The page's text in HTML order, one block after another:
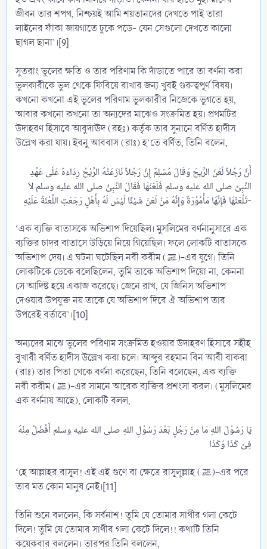
জীবন তার শপথ, নিশ্চয়ই আমি শয়তানদের দেখতে পাই তারা
লাইনের ফাঁকা জায়গাতে ঢুকে পড়ে- যেন সেগুলো দেখতে কালো
ছাগল ছানা’।[9]
সুতরাং ভুলের ক্ষতি ও তার পরিণাম কি দাঁড়াতে পারে তা বর্ণনা করা
ভুলকারীকে ভুল থেকে ফিরিয়ে রাখার জন্য খুবই গুরুত্বপূর্ণ বিষয়।
কখনো কখনো এই ভুলের পরিণাম ভুলকারীর নিজেকে ভুগতে হয়,
আবার কখনো কখনো তা অন্যদের মাঝেও সংক্রমিত হয়। প্রথমটির
উদাহরণ হিসাবে আবুদাঊদ (রহঃ) কর্তৃক তার সুনানে বর্ণিত হাদীস
উল্লেখ করা যায়। ইবনু আববাস (রাঃ) হ’তে বর্ণিত, তিনি বলেন,
أَنَّ رَجُلاً لَعَنَ الرِّيحَ وَقَالَ مُسْلِمٌ إِنَّ رَجُلاً نَازَعَتْهُ الرِّيْحُ رِدَاءَهُ عَلَى عَهْدِ
النَّبِىِّ صلى الله عليه وسلم فَلَعَنَهَا فَقَالَ النَّبِىُّ صلى الله عليه وسلم لاَ
تَلْعَنْهَا فَإِنَّهَا مَأْمُوْرَةٌ وَإِنَّهُ مَنْ لَعَنَ شَيْئًا لَيْسَ لَهُ بِأَهْلٍ رَجَعَتِ اللَّعْنَةُ عَلَيْهِ-​
‘এক ব্যক্তি বাতাসকে অভিশাপ দিয়েছিল। মুসলিমের বর্ণনানুসারে এক
ব্যক্তির চাদর বাতাসে উড়িয়ে নিয়ে গিয়েছিল। ফলে লোকটি বাতাসকে
অভিশাপ দেয়। এ ঘটনা ঘটেছিল নবী করীম (ﷺ)-এর যুগে। তিনি
লোকটিকে ডেকে বলেছিলেন, তুমি তাকে অভিশাপ দিয়ো না, কেননা
সে আদিষ্ট হয়ে একাজ করেছে। জেনে রাখ, যে জিনিস অভিশাপ
দেওয়ার উপযুক্ত নয় তাকে যে অভিশাপ দিবে ঐ অভিশাপ তার
উপরেই বর্তাবে’।[10]
অন্যদের মাঝে ভুলের পরিণাম সংক্রমিত হওয়ার উদাহরণ হিসাবে সহীহ
বুখারী বর্ণিত হাদীস উল্লেখ করা চলে। আব্দুর রহমান বিন আবী বাকরা
(রাঃ) তার পিতা থেকে বর্ণনা করেছেন, তিনি বলেছেন, এক ব্যক্তি
নবী করীম (ﷺ)-এর সামনে আরেক ব্যক্তির প্রশংসা করল। (মুসলিমের
এক বর্ণনায় আছে), লোকটি বলল,
يَا رَسُوْلَ اللهِ مَا مِنْ رَجُلٍ بَعْدَ رَسُوْلِ اللهِ صلى الله عليه وسلم أَفْضَلُ مِنْهُ
‘হে আল্লাহর রাসূল! এই এই গুণে বা ক্ষেত্রে রাসূলুল্লাহ (ﷺ)-এর পরে
তার মত কোন মানুষ নেই।[11]
তিনি শুনে বললেন, কি সর্বনাশ! তুমি যে তোমার সাথীর গলা কেটে
দিলে! তুমি যে তোমার সাথীর গলা কেটে দিলে!! কথাটি তিনি
কয়েকবার বললেন। তারপর তিনি বললেন,